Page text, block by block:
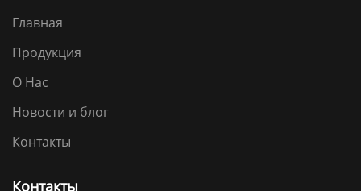
Главная
Продукция
О Нас
Новости и блог
Контакты
Контакты